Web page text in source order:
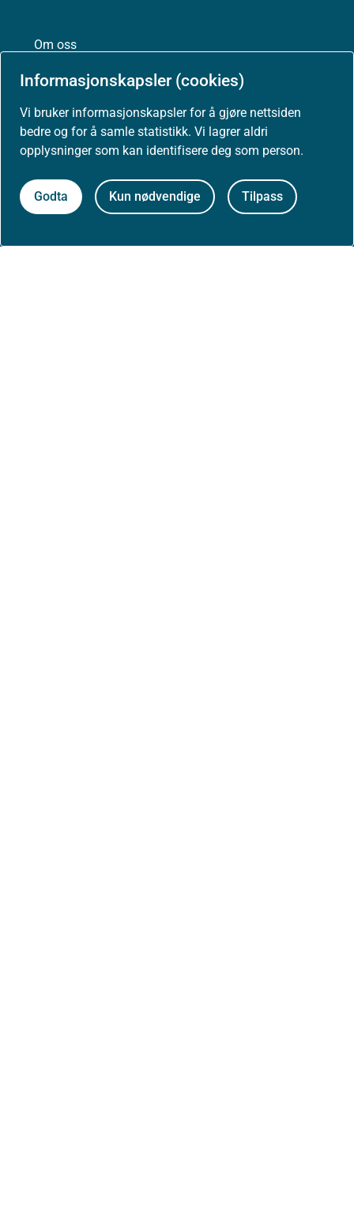
Informasjonskapsler (cookies)
Vi bruker informasjonskapsler for å gjøre nettsiden
bedre og for å samle statistikk. Vi lagrer aldri
opplysninger som kan identifisere deg som person.
Godta Kun nødvendige Tilpass
Om oss
Jobbe hos oss
Kontakt oss